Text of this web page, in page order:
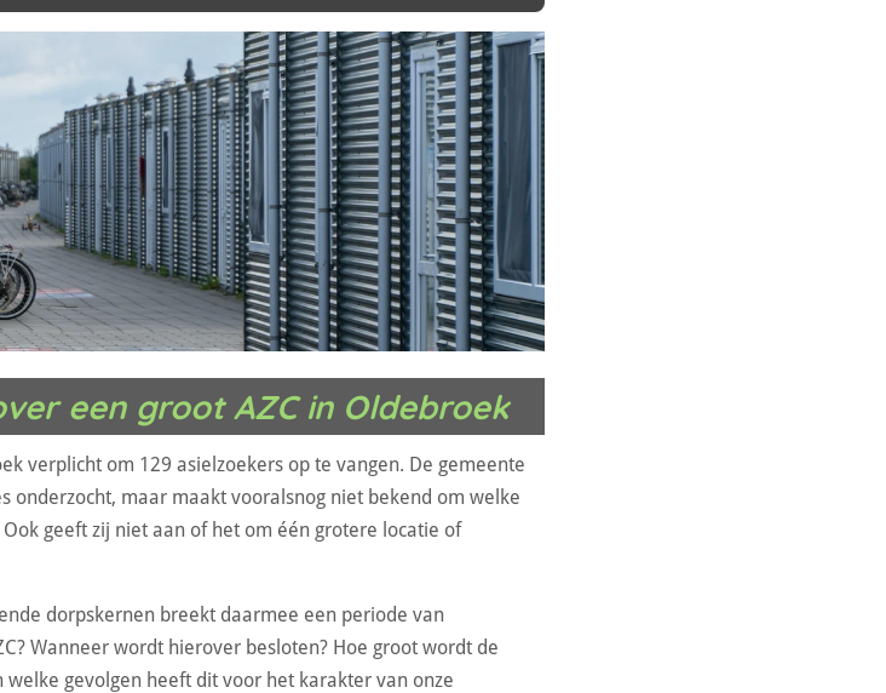
een groot AZC in Oldebroek
verplicht om 129 asielzoekers op te vangen. De gemeente
onderzocht, maar maakt vooralsnog niet bekend om welke
geeft zij niet aan of het om één grotere locatie of
dorpskernen breekt daarmee een periode van
Wanneer wordt hierover besloten? Hoe groot wordt de
welke gevolgen heeft dit voor het karakter van onze